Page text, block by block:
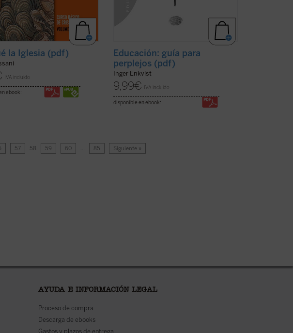
la Iglesia (pdf)
IVA incluido
ebook:
Educación: guía para
perplejos (pdf)
Inger Enkvist
9,99€ IVA incluido
disponible en ebook:
57 58 59 60 … 85 Siguiente »
AYUDA E INFORMACIÓN LEGAL
Proceso de compra
Descarga de ebooks
Gastos y plazos de entrega